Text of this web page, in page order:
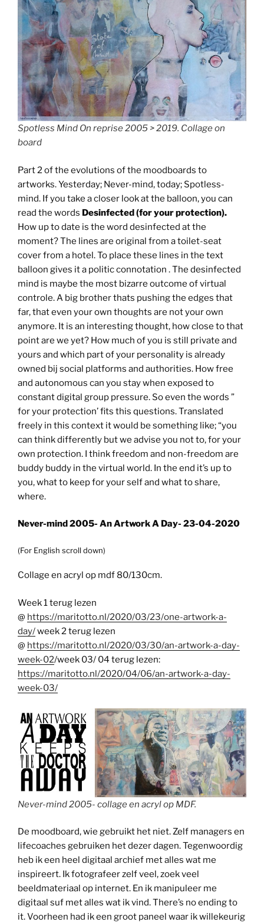
Spotless Mind On reprise 2005 > 2019. Collage on
board
Part 2 of the evolutions of the moodboards to
artworks. Yesterday; Never-mind, today; Spotless-
mind. If you take a closer look at the balloon, you can
read the words Desinfected (for your protection).
How up to date is the word desinfected at the
moment? The lines are original from a toilet-seat
cover from a hotel. To place these lines in the text
balloon gives it a politic connotation . The desinfected
mind is maybe the most bizarre outcome of virtual
controle. A big brother thats pushing the edges that
far, that even your own thoughts are not your own
anymore. It is an interesting thought, how close to that
point are we yet? How much of you is still private and
yours and which part of your personality is already
owned bij social platforms and authorities. How free
and autonomous can you stay when exposed to
constant digital group pressure. So even the words ”
for your protection’ fits this questions. Translated
freely in this context it would be something like; “you
can think differently but we advise you not to, for your
own protection. I think freedom and non-freedom are
buddy buddy in the virtual world. In the end it’s up to
you, what to keep for your self and what to share,
where.
Never-mind 2005- An Artwork A Day- 23-04-2020
(For English scroll down)
Collage en acryl op mdf 80/130cm.
Week 1 terug lezen
@ https://maritotto.nl/2020/03/23/one-artwork-a-
day/week 2 terug lezen
@ https://maritotto.nl/2020/03/30/an-artwork-a-day-
week-02/week 03/ 04 terug lezen:
https://maritotto.nl/2020/04/06/an-artwork-a-day-
week-03/
Never-mind 2005- collage en acryl op MDF.
De moodboard, wie gebruikt het niet. Zelf managers en
lifecoaches gebruiken het dezer dagen. Tegenwoordig
heb ik een heel digitaal archief met alles wat me
inspireert. Ik fotografeer zelf veel, zoek veel
beeldmateriaal op internet. En ik manipuleer me
digitaal suf met alles wat ik vind. There’s no ending to
it. Voorheen had ik een groot paneel waar ik willekeurig